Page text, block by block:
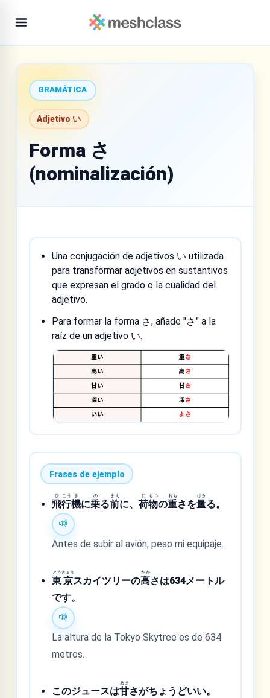
GRAMÁTICA
Adjetivo い
Forma さ
(nominalización)
Una conjugación de adjetivos い utilizada
para transformar adjetivos en sustantivos
que expresan el grado o la cualidad del
adjetivo.
Para formar la forma さ, añade "さ" a la
raíz de un adjetivo い.
Frases de ejemplo
飛
ひ
行
こう
機
き
に乗
の
る前
まえ
に、荷
に
物
もつ
の重
おも
さを量
はか
る。
Antes de subir al avión, peso mi equipaje.
東
とう
京
きょう
スカイツリーの高
たか
さは634メートル
です。
La altura de la Tokyo Skytree es de 634
metros.
このジュースは甘
あま
さがちょうどいい。